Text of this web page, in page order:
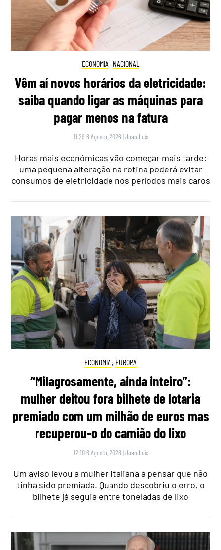
ECONOMIA , NACIONAL
Vêm aí novos horários da eletricidade:
saiba quando ligar as máquinas para
pagar menos na fatura
11:29 6 Agosto, 2026 |João Luís
Horas mais económicas vão começar mais tarde:
uma pequena alteração na rotina poderá evitar
consumos de eletricidade nos períodos mais caros
ECONOMIA , EUROPA
“Milagrosamente, ainda inteiro”:
mulher deitou fora bilhete de lotaria
premiado com um milhão de euros mas
recuperou-o do camião do lixo
12:10 6 Agosto, 2026 |João Luís
Um aviso levou a mulher italiana a pensar que não
tinha sido premiada. Quando descobriu o erro, o
bilhete já seguia entre toneladas de lixo